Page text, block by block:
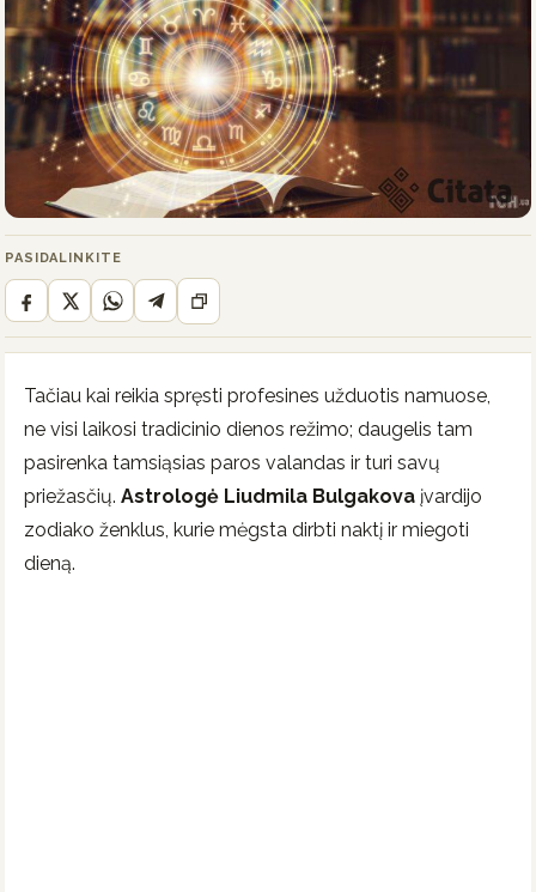
PASIDALINKITE
Tačiau kai reikia spręsti profesines užduotis namuose,
ne visi laikosi tradicinio dienos režimo; daugelis tam
pasirenka tamsiąsias paros valandas ir turi savų
priežasčių. Astrologė Liudmila Bulgakova įvardijo
zodiako ženklus, kurie mėgsta dirbti naktį ir miegoti
dieną.